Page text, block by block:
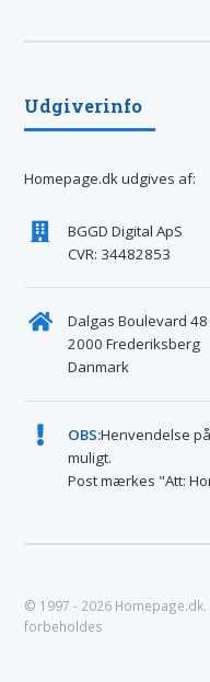
Udgiverinfo
Homepage.dk udgives af:
BGGD Digital ApS
CVR: 34482853
Dalgas Boulevard 48
2000 Frederiksberg
Danmark
OBS:Henvendelse
muligt.
Post mærkes "Att:
© 1997 - 2026
forbeholdes